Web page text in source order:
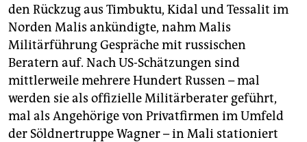
den Rückzug aus Timbuktu, Kidal und Tessalit im
Norden Malis ankündigte, nahm Malis
Militärführung Gespräche mit russischen
Beratern auf. Nach US-Schätzungen sind
mittlerweile mehrere Hundert Russen – mal
werden sie als offizielle Militärberater geführt,
mal als Angehörige von Privatfirmen im Umfeld
der Söldnertruppe Wagner – in Mali stationiert